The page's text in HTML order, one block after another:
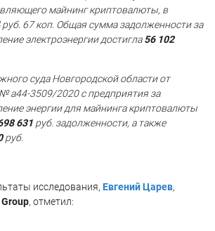
майнинг криптовалюты, в
руб. 67 коп. Общая сумма задолженности за
электроэнергии достигла56 102
суда Новгородской области от
а44-3509/2020 с предприятия за
энергии для майнинга криптовалюты
631 руб. задолженности, а также
руб.
исследования, Евгений Царев,
, отметил: